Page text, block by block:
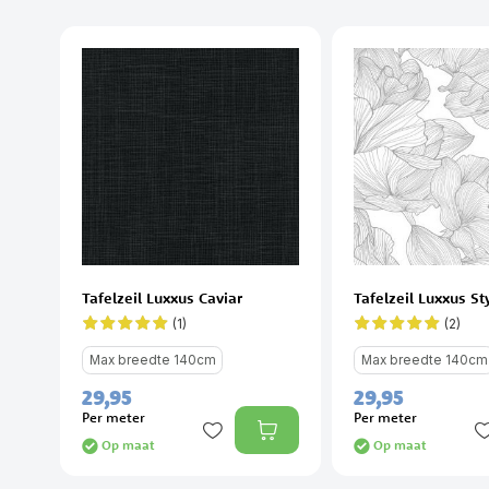
Tafelzeil Luxxus Caviar
Waardering: (1)
Max breedte 140cm
29,95
Per meter
Op maat
Tafelzeil Luxxus
Waardering: (2)
Max breedte 140cm
29,95
Per meter
Op maat